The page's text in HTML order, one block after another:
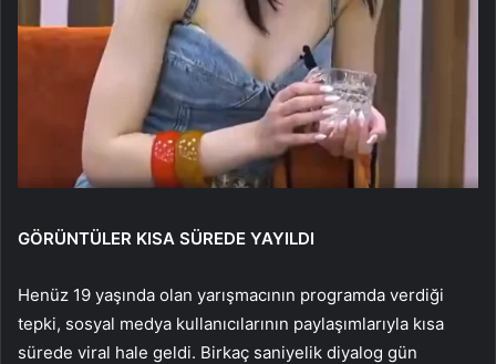
GÖRÜNTÜLER KISA SÜREDE YAYILDI
Henüz 19 yaşında olan yarışmacının programda verdiği
tepki, sosyal medya kullanıcılarının paylaşımlarıyla kısa
sürede viral hale geldi. Birkaç saniyelik diyalog gün